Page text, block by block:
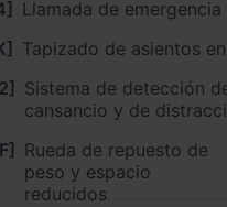
Llamada de
Tapizado de asientos
Sistema de detección
cansancio y de
Rueda de repuesto de
peso y espacio
reducidos